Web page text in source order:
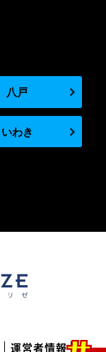
八戸
いわき
運営者情報